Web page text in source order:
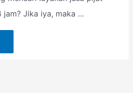
jam? Jika iya, maka …